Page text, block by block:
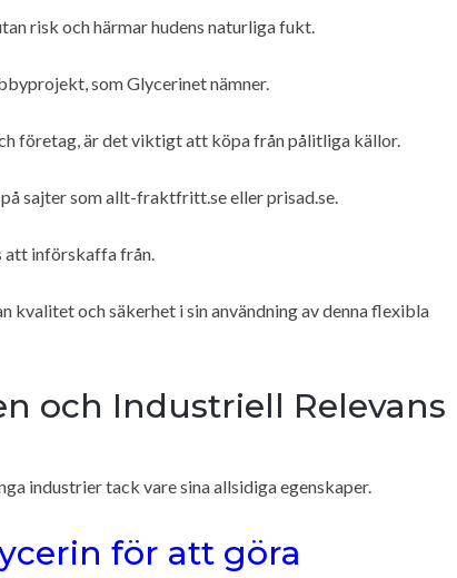
risk och härmar hudens naturliga fukt.
som Glycerinet nämner.
företag, är det viktigt att köpa från pålitliga källor.
sajter som allt-fraktfritt.se eller prisad.se.
att införskaffa från.
kvalitet och säkerhet i sin användning av denna flexibla
och Industriell Relevans
industrier tack vare sina allsidiga egenskaper.
för att göra